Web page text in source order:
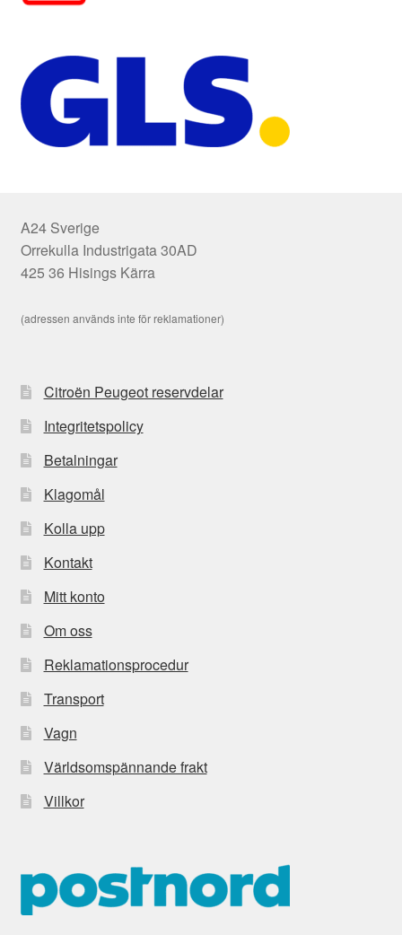
A24 Sverige
Orrekulla Industrigata 30AD
425 36 Hisings Kärra
(adressen används inte för reklamationer)
Citroën Peugeot reservdelar
Integritetspolicy
Betalningar
Klagomål
Kolla upp
Kontakt
Mitt konto
Om oss
Reklamationsprocedur
Transport
Vagn
Världsomspännande frakt
Villkor